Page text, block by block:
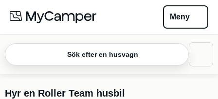
Meny
Sök efter en husvagn
Hyr en Roller Team husbil